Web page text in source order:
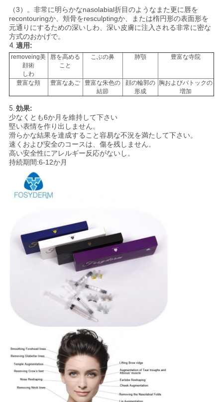
て
く
だ
い
SHOPPING
ONLINE
PRIVACY
POLICY
（3）。非常に明らかなnasolabial折目のようなまた更に唇を
recontouringか、頬骨をresculptingか、または楕円形の表面形を
元通りにするための深いしわ、深い皮膚に注入される非常に密な
方式のおかげで。
4. 適用:
removeing美
顔術
しわ
唇を高める
こと
こぶの鼻 肺顎 豊富な寺院
豊富な頬 豊富なあご
豊富な朱色の
結節
顔の輪郭の
形成
胸およびバトックの
増加
5. 効果:
少なくとも6か月を維持して下さい
堅い表情を作り出しません。
滑らかな結果を達成すること容易な不況を満たして下さい。
速くおよび安全のコースは、傷を残しません。
高い安全性にアレルギー反応がないし。
持続期間:6-12か月